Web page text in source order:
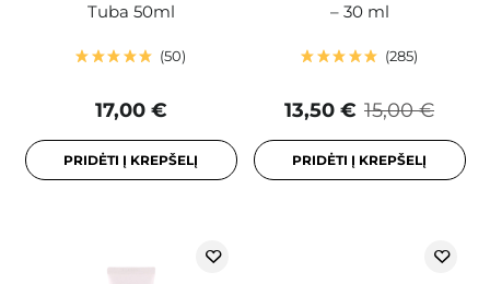
Tuba 50ml
50
17,00 €
PRIDĖTI Į KREPŠELĮ
– 30 ml
285
15,00 €
13,50 €
PRIDĖTI Į KREPŠELĮ